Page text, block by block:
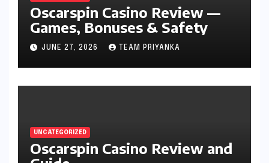
Oscarspin Casino Review —
Games, Bonuses & Safety
JUNE 27, 2026 TEAM PRIYANKA
UNCATEGORIZED
Oscarspin Casino Review and